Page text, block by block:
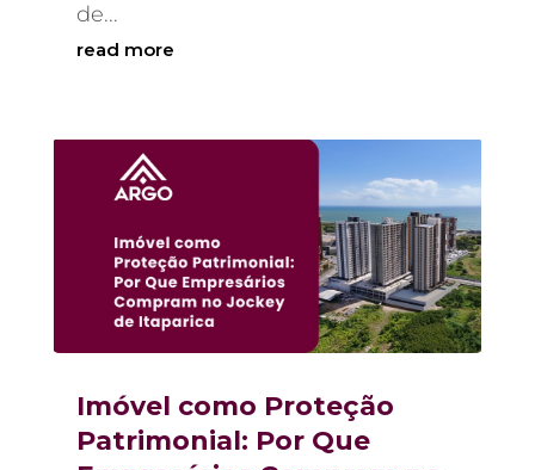
de...
read more
Imóvel como Proteção
Patrimonial: Por Que